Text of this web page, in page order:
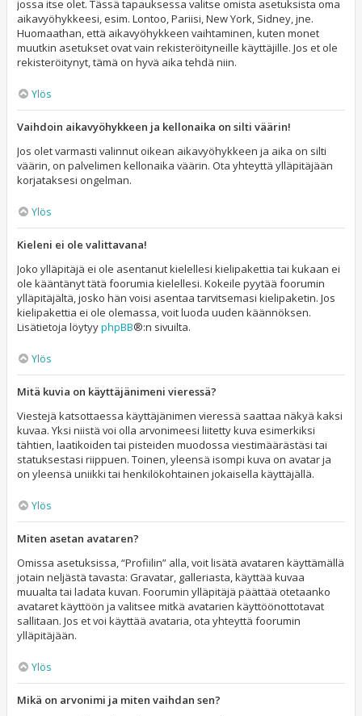
jossa itse olet. Tässä tapauksessa valitse omista asetuksista oma
aikavyöhykkeesi, esim. Lontoo, Pariisi, New York, Sidney, jne.
Huomaathan, että aikavyöhykkeen vaihtaminen, kuten monet
muutkin asetukset ovat vain rekisteröityneille käyttäjille. Jos et ole
rekisteröitynyt, tämä on hyvä aika tehdä niin.
Ylös
Vaihdoin aikavyöhykkeen ja kellonaika on silti väärin!
Jos olet varmasti valinnut oikean aikavyöhykkeen ja aika on silti
väärin, on palvelimen kellonaika väärin. Ota yhteyttä ylläpitäjään
korjataksesi ongelman.
Ylös
Kieleni ei ole valittavana!
Joko ylläpitäjä ei ole asentanut kielellesi kielipakettia tai kukaan ei
ole kääntänyt tätä foorumia kielellesi. Kokeile pyytää foorumin
ylläpitäjältä, josko hän voisi asentaa tarvitsemasi kielipaketin. Jos
kielipakettia ei ole olemassa, voit luoda uuden käännöksen.
Lisätietoja löytyyphpBB®:n sivuilta.
Ylös
Mitä kuvia on käyttäjänimeni vieressä?
Viestejä katsottaessa käyttäjänimen vieressä saattaa näkyä kaksi
kuvaa. Yksi niistä voi olla arvonimeesi liitetty kuva esimerkiksi
tähtien, laatikoiden tai pisteiden muodossa viestimäärästäsi tai
statuksestasi riippuen. Toinen, yleensä isompi kuva on avatar ja
on yleensä uniikki tai henkilökohtainen jokaisella käyttäjällä.
Ylös
Miten asetan avataren?
Omissa asetuksissa, “Profiilin” alla, voit lisätä avataren käyttämällä
jotain neljästä tavasta: Gravatar, galleriasta, käyttää kuvaa
muualta tai ladata kuvan. Foorumin ylläpitäjä päättää otetaanko
avataret käyttöön ja valitsee mitkä avatarien käyttöönottotavat
sallitaan. Jos et voi käyttää avataria, ota yhteyttä foorumin
ylläpitäjään.
Ylös
Mikä on arvonimi ja miten vaihdan sen?